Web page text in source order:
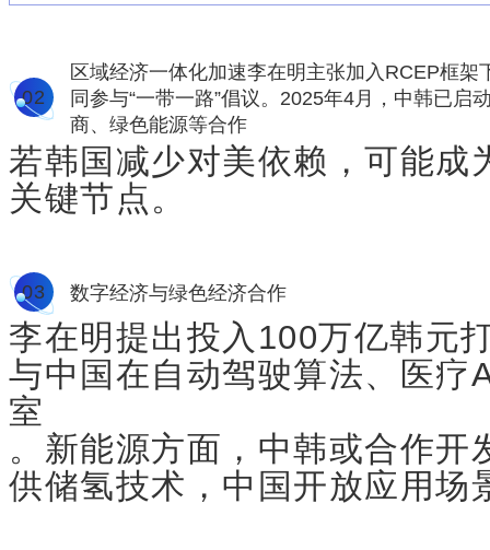
02
区域经济一体化加速李在明主张加入RCEP框
同参与“一带一路”倡议。2025年4月，中韩已启
商、绿色能源等合作
若韩国减少对美依赖，可能成
关键节点。
03 数字经济与绿色经济合作
李在明提出投入100万亿韩元
与中国在自动驾驶算法、医疗
室
。新能源方面，中韩或合作开
供储氢技术，中国开放应用场